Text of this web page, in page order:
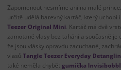
Zapomenout nesmíme ani na malé
určitě udělá barevný kartáč, který uchopí
Teezer Original Mini. Kartáč má dvě
zamotané vlasy bez tahání a současně je
že jsou vlásky opravdu zacuchané,
vlasů Tangle Teezer Everyday
také neměla chybět gumička